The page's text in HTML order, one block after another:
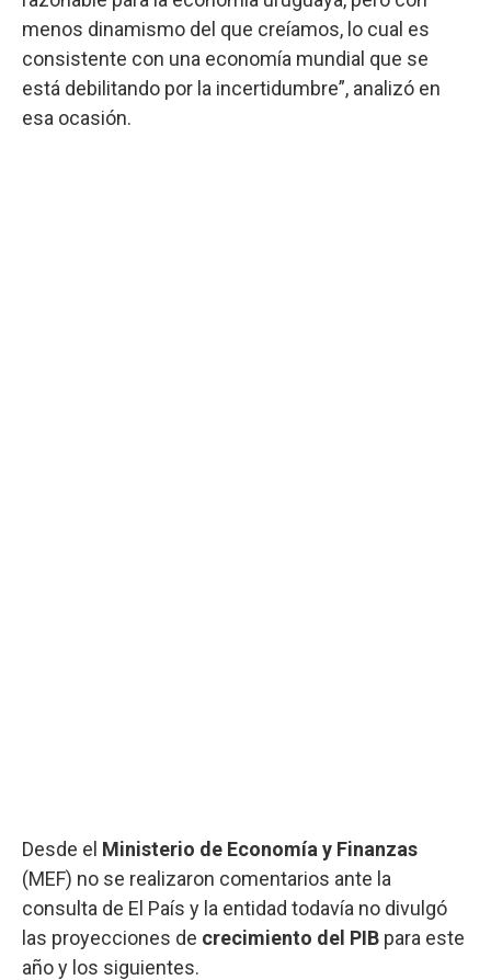
menos dinamismo del que creíamos, lo cual es
consistente con una economía mundial que se
está debilitando por la incertidumbre”, analizó en
esa ocasión.
Desde el Ministerio de Economía y Finanzas
(MEF) no se realizaron comentarios ante la
consulta de El País y la entidad todavía no divulgó
las proyecciones de crecimiento del PIB para este
año y los siguientes.